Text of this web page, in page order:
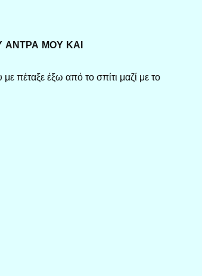
ΑΝΤΡΑ ΜΟΥ ΚΑΙ
πέταξε έξω από το σπίτι μαζί με το